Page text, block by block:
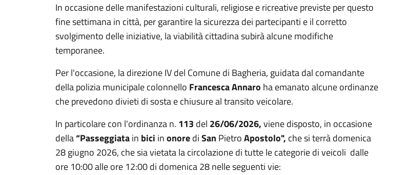
In occasione delle manifestazioni culturali, religiose e ricreative previste per questo
fine settimana in città, per garantire la sicurezza dei partecipanti e il corretto
svolgimento delle iniziative, la viabilità cittadina subirà alcune modifiche
temporanee.
Per l'occasione, la direzione IV del Comune di Bagheria, guidata dal comandante
della polizia municipale colonnello Francesca Annaro ha emanato alcune ordinanze
che prevedono divieti di sosta e chiusure al transito veicolare.
In particolare con l'ordinanza n. 113 del 26/06/2026,viene disposto, in occasione
della“Passeggiatain bici inonorediSan PietroApostolo", che si terrà domenica
28 giugno 2026, che sia vietata la circolazione di tutte le categorie di veicoli dalle
ore 10:00 alle ore 12:00 di domenica 28 nelle seguenti vie: